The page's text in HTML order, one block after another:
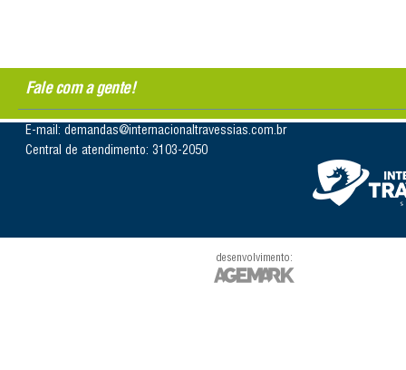
Fale com a gente!
E-mail: demandas@internacionaltravessias.com.br
Central de atendimento: 3103-2050
desenvolvimento: